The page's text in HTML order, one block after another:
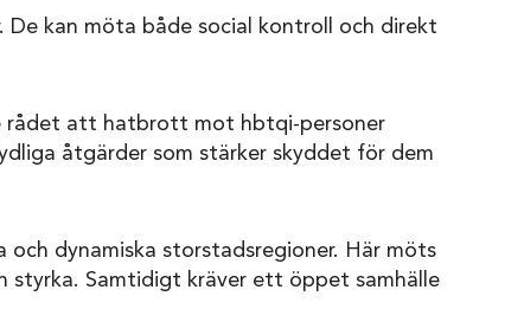
De kan möta både social kontroll och direkt
rådet att hatbrott mot hbtqi-personer
åtgärder som stärker skyddet för dem
och dynamiska storstadsregioner. Här möts
styrka. Samtidigt kräver ett öppet samhälle